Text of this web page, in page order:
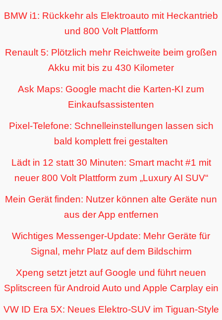
BMW i1: Rückkehr als Elektroauto mit Heckantrieb
und 800 Volt Plattform
Renault 5: Plötzlich mehr Reichweite beim großen
Akku mit bis zu 430 Kilometer
Ask Maps: Google macht die Karten-KI zum
Einkaufsassistenten
Pixel-Telefone: Schnelleinstellungen lassen sich
bald komplett frei gestalten
Lädt in 12 statt 30 Minuten: Smart macht #1 mit
neuer 800 Volt Plattform zum „Luxury AI SUV“
Mein Gerät finden: Nutzer können alte Geräte nun
aus der App entfernen
Wichtiges Messenger-Update: Mehr Geräte für
Signal, mehr Platz auf dem Bildschirm
Xpeng setzt jetzt auf Google und führt neuen
Splitscreen für Android Auto und Apple Carplay ein
VW ID Era 5X: Neues Elektro-SUV im Tiguan-Style